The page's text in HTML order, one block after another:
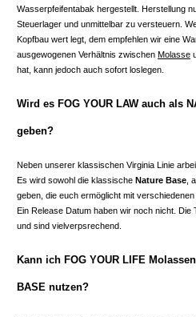
Wasserpfeifentabak hergestellt. Herstellung
Steuerlager und unmittelbar zu versteuern.
Kopfbau wert legt, dem empfehlen wir eine
ausgewogenen Verhältnis zwischen Molasse
hat, kann jedoch auch sofort loslegen.
Wird es FOG YOUR LAW auch als
geben?
Neben unserer klassischen Virginia Linie
Es wird sowohl die klassische Nature Base ,
geben, die euch ermöglicht mit verschiedenen
Ein Release Datum haben wir noch nicht.
und sind vielverpsrechend.
Kann ich FOG YOUR LIFE
BASE nutzen?